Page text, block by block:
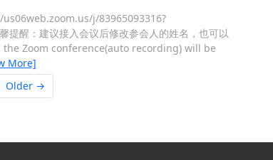
us06web.zoom.us/j/83965093316?
提醒：建议接入会议后修改参会人的姓名，也可以
Zoom conference(auto recording) will be
More]
Older →